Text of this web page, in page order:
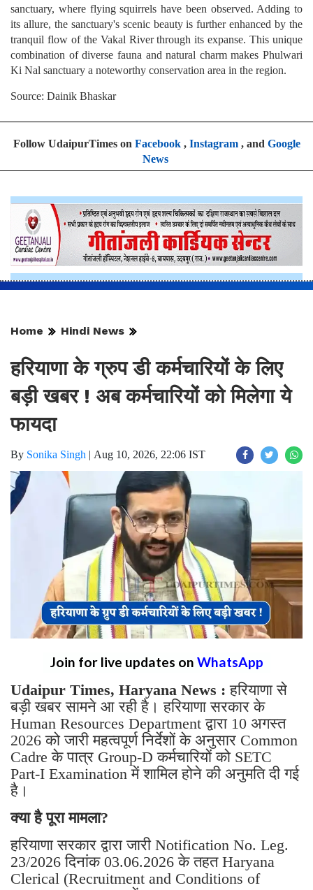
sanctuary, where flying squirrels have been observed. Adding to
its allure, the sanctuary's scenic beauty is further enhanced by the
tranquil flow of the Vakal River through its expanse. This unique
combination of diverse fauna and natural charm makes Phulwari
Ki Nal sanctuary a noteworthy conservation area in the region.
Source: Dainik Bhaskar
Follow UdaipurTimes on Facebook, Instagram, and Google
News
Home Hindi News
हरियाणा के ग्रुप डी कर्मचारियों के लिए
बड़ी खबर ! अब कर्मचारियों को मिलेगा ये
फायदा
By Sonika Singh | Aug 10, 2026, 22:06 IST
Join for live updates on WhatsApp
Udaipur Times, Haryana News :हरियाणा से
बड़ी खबर सामने आ रही है। हरियाणा सरकार के
Human Resources Department द्वारा 10 अगस्त
2026 को जारी महत्वपूर्ण निर्देशों के अनुसार Common
Cadre के पात्र Group-D कर्मचारियों को SETC
Part-I Examination में शामिल होने की अनुमति दी गई
है।
क्या है पूरा मामला?
हरियाणा सरकार द्वारा जारी Notification No. Leg.
23/2026 दिनांक 03.06.2026 के तहत Haryana
Clerical (Recruitment and Conditions of